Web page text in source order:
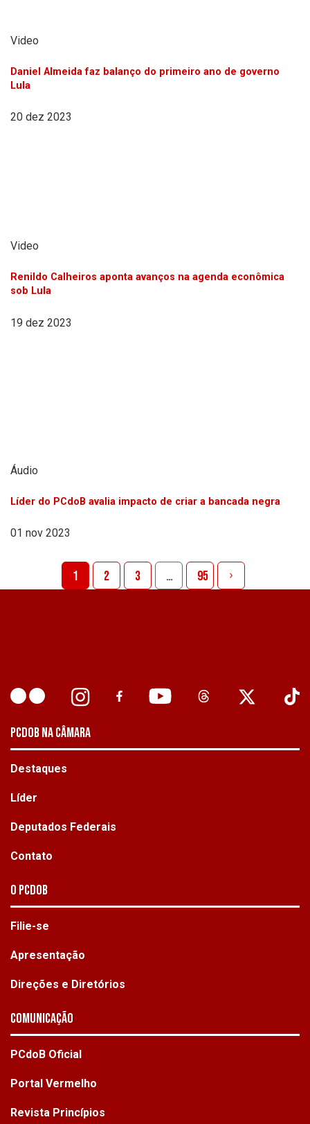
Video
Daniel Almeida faz balanço do primeiro ano de governo
Lula
20 dez 2023
Video
Renildo Calheiros aponta avanços na agenda econômica
sob Lula
19 dez 2023
Áudio
Líder do PCdoB avalia impacto de criar a bancada negra
01 nov 2023
1 2 3 … 95
PCDOB NA CÂMARA
Destaques
Líder
Deputados Federais
Contato
O PCdoB
Filie-se
Apresentação
Direções e Diretórios
Comunicação
PCdoB Oficial
Portal Vermelho
Revista Princípios